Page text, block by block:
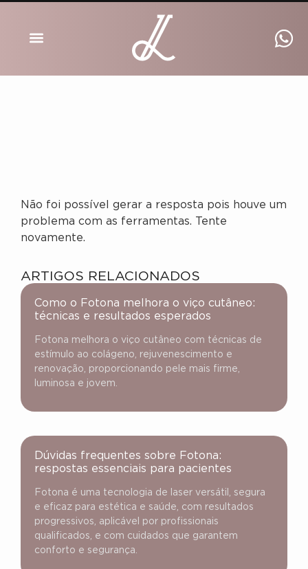
Não foi possível gerar a resposta pois houve um
problema com as ferramentas. Tente
novamente.
ARTIGOS RELACIONADOS
Como o Fotona melhora o viço cutâneo:
técnicas e resultados esperados
Fotona melhora o viço cutâneo com técnicas de
estímulo ao colágeno, rejuvenescimento e
renovação, proporcionando pele mais firme,
luminosa e jovem.
Dúvidas frequentes sobre Fotona:
respostas essenciais para pacientes
Fotona é uma tecnologia de laser versátil, segura
e eficaz para estética e saúde, com resultados
progressivos, aplicável por profissionais
qualificados, e com cuidados que garantem
conforto e segurança.